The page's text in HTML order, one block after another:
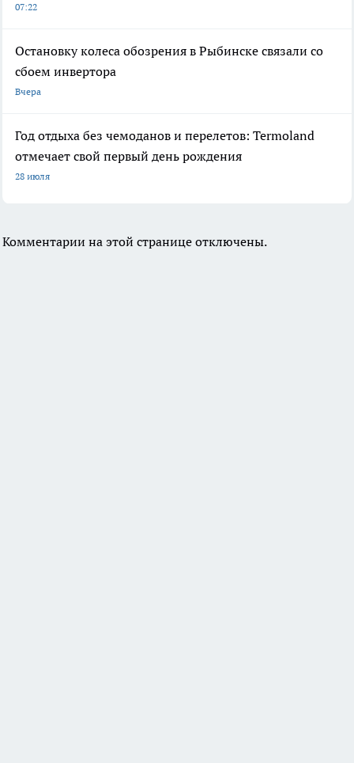
07:22
Остановку колеса обозрения в Рыбинске связали со
сбоем инвертора
Вчера
Год отдыха без чемоданов и перелетов: Termoland
отмечает свой первый день рождения
28 июля
Комментарии на этой странице отключены.